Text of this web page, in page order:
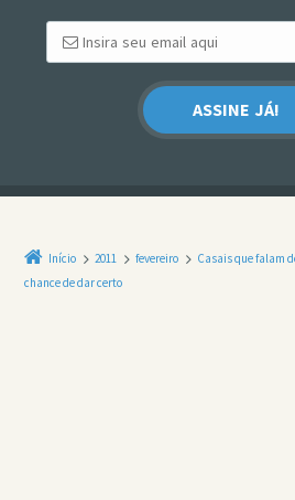
Início 2011 fevereiro
Casais que falam
chance de dar certo